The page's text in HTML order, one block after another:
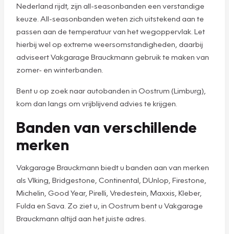
Nederland rijdt, zijn all-seasonbanden een verstandige
keuze. All-seasonbanden weten zich uitstekend aan te
passen aan de temperatuur van het wegoppervlak. Let
hierbij wel op extreme weersomstandigheden, daarbij
adviseert Vakgarage Brauckmann gebruik te maken van
zomer- en winterbanden.
Bent u op zoek naar autobanden in Oostrum (Limburg),
kom dan langs om vrijblijvend advies te krijgen.
Banden van verschillende
merken
Vakgarage Brauckmann biedt u banden aan van merken
als VIking, Bridgestone, Continental, DUnlop, Firestone,
Michelin, Good Year, Pirelli, Vredestein, Maxxis, Kleber,
Fulda en Sava. Zo ziet u, in Oostrum bent u Vakgarage
Brauckmann altijd aan het juiste adres.